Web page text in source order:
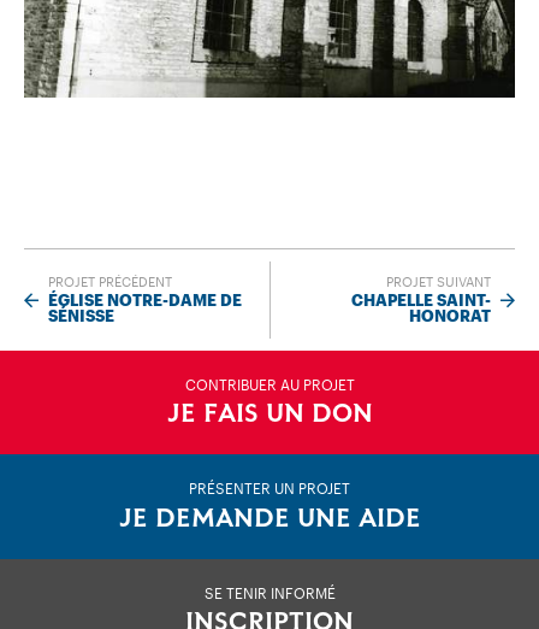
PROJET PRÉCÉDENT
ÉGLISE NOTRE-DAME DE
SÉNISSE
PROJET SUIVANT
CHAPELLE SAINT-
HONORAT
CONTRIBUER AU PROJET
JE FAIS UN DON
PRÉSENTER UN PROJET
JE DEMANDE UNE AIDE
SE TENIR INFORMÉ
INSCRIPTION